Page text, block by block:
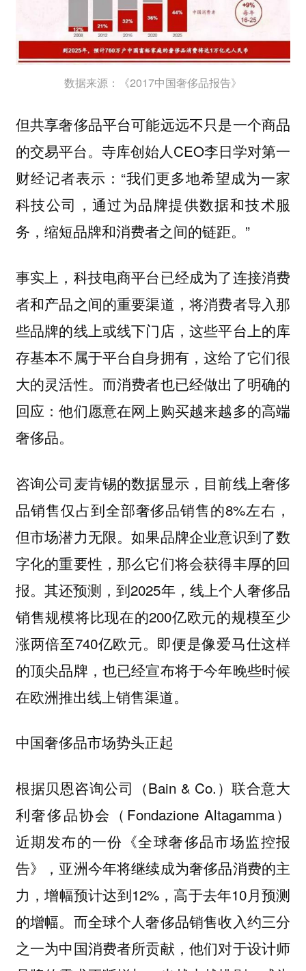
数据来源：《2017中国奢侈品报告》
但共享奢侈品平台可能远远不只是一个商品
的交易平台。寺库创始人CEO李日学对第一
财经记者表示：“我们更多地希望成为一家
科技公司，通过为品牌提供数据和技术服
务，缩短品牌和消费者之间的链距。”
事实上，科技电商平台已经成为了连接消费
者和产品之间的重要渠道，将消费者导入那
些品牌的线上或线下门店，这些平台上的库
存基本不属于平台自身拥有，这给了它们很
大的灵活性。而消费者也已经做出了明确的
回应：他们愿意在网上购买越来越多的高端
奢侈品。
咨询公司麦肯锡的数据显示，目前线上奢侈
品销售仅占到全部奢侈品销售的8%左右，
但市场潜力无限。如果品牌企业意识到了数
字化的重要性，那么它们将会获得丰厚的回
报。其还预测，到2025年，线上个人奢侈品
销售规模将比现在的200亿欧元的规模至少
涨两倍至740亿欧元。即便是像爱马仕这样
的顶尖品牌，也已经宣布将于今年晚些时候
在欧洲推出线上销售渠道。
中国奢侈品市场势头正起
根据贝恩咨询公司（Bain & Co.）联合意大
利奢侈品协会（Fondazione Altagamma）
近期发布的一份《全球奢侈品市场监控报
告》，亚洲今年将继续成为奢侈品消费的主
力，增幅预计达到12%，高于去年10月预测
的增幅。而全球个人奢侈品销售收入约三分
之一为中国消费者所贡献，他们对于设计师